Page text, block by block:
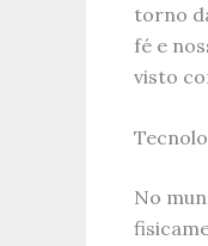
torno
fé e
visto
No